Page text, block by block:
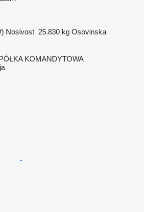
Nosivost 25.830 kg Osovinska
KOMANDYTOWA